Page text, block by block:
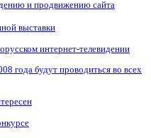
и продвижению сайта
выставки
интернет-телевидении
года будут проводиться во всех